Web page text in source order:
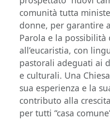
comunità tutta
donne, per garantire
Parola e la possibilità
all’eucaristia, con
pastorali adeguati ai
e culturali. Una
sua esperienza e la
contributo alla
per tutti “casa